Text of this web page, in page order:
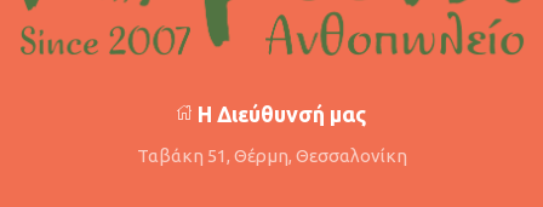
Η Διεύθυνσή μας
Ταβάκη 51, Θέρμη, Θεσσαλονίκη